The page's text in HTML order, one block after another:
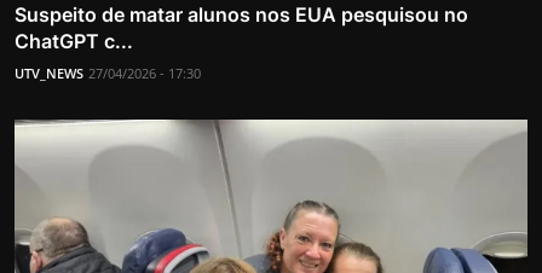
Suspeito de matar alunos nos EUA pesquisou no
ChatGPT c...
UTV_NEWS 27/04/2026 - 17:30